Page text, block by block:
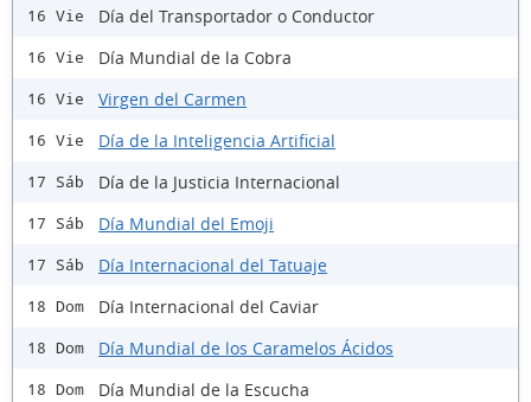
16 Vie Día del Transportador o Conductor
16 Vie Día Mundial de la Cobra
16 Vie Virgen del Carmen
16 Vie Día de la Inteligencia Artificial
17 Sáb Día de la Justicia Internacional
17 Sáb Día Mundial del Emoji
17 Sáb Día Internacional del Tatuaje
18 Dom Día Internacional del Caviar
18 Dom Día Mundial de los Caramelos Ácidos
18 Dom Día Mundial de la Escucha